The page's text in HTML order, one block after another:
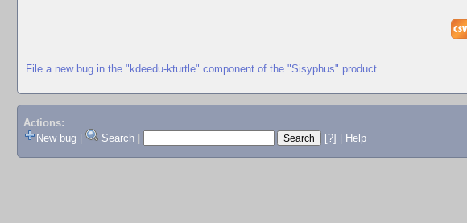
File a new bug in the "kdeedu-kturtle" component of the "Sisyphus" product
Actions:
New bug
Search [?] Help